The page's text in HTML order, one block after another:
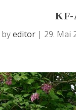
KF-
byeditor | 29. Mai